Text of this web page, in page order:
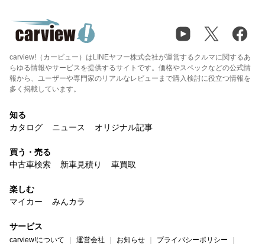
carview!（カービュー）はLINEヤフー株式会社が運営するクルマに関するあ
らゆる情報やサービスを提供するサイトです。価格やスペックなどの公式情
報から、ユーザーや専門家のリアルなレビューまで購入検討に役立つ情報を
多く掲載しています。
知る
カタログ
ニュース オリジナル記事
買う・売る
中古車検索
新車見積り 車買取
楽しむ
マイカー
みんカラ
サービス
carview!について 運営会社 お知らせ プライバシーポリシー